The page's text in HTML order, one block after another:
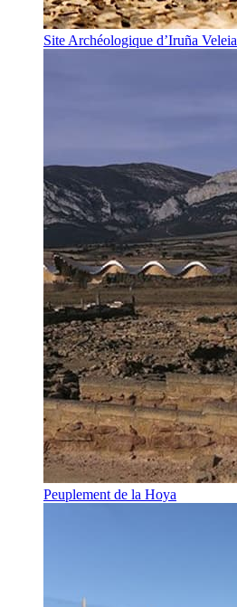
Site Archéologique d’Iruña Veleia
Peuplement de la Hoya